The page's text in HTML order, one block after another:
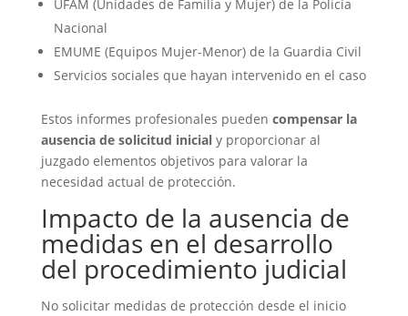
UFAM (Unidades de Familia y Mujer) de la Policía
Nacional
EMUME (Equipos Mujer-Menor) de la Guardia Civil
Servicios sociales que hayan intervenido en el caso
Estos informes profesionales pueden compensar la
ausencia de solicitud inicialy proporcionar al
juzgado elementos objetivos para valorar la
necesidad actual de protección.
Impacto de la ausencia de
medidas en el desarrollo
del procedimiento judicial
No solicitar medidas de protección desde el inicio